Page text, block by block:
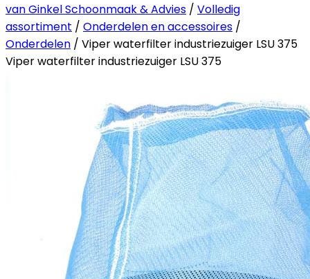
van Ginkel Schoonmaak & Advies / Volledig
assortiment / Onderdelen en accessoires /
Onderdelen / Viper waterfilter industriezuiger LSU 375
Viper waterfilter industriezuiger LSU 375